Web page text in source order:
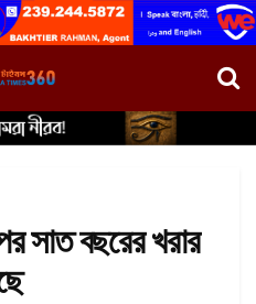
সাত বছরের খরার